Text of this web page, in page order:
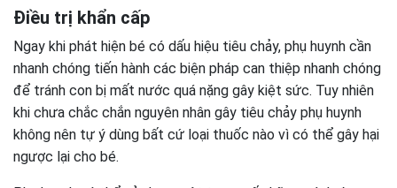
Điều trị khẩn cấp
Ngay khi phát hiện bé có dấu hiệu tiêu chảy, phụ huynh cần
nhanh chóng tiến hành các biện pháp can thiệp nhanh chóng
để tránh con bị mất nước quá nặng gây kiệt sức. Tuy nhiên
khi chưa chắc chắn nguyên nhân gây tiêu chảy phụ huynh
không nên tự ý dùng bất cứ loại thuốc nào vì có thể gây hại
ngược lại cho bé.